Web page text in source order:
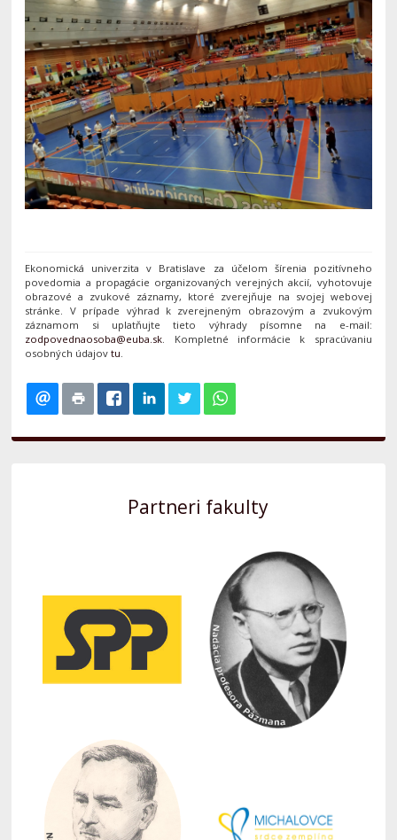
Ekonomická univerzita v Bratislave za účelom šírenia pozitívneho
povedomia a propagácie organizovaných verejných akcií, vyhotovuje
obrazové a zvukové záznamy, ktoré zverejňuje na svojej webovej
stránke. V prípade výhrad k zverejneným obrazovým a zvukovým
záznamom si uplatňujte tieto výhrady písomne na e-mail:
. Kompletné informácie k spracúvaniu
osobných údajovtu
Partneri fakulty